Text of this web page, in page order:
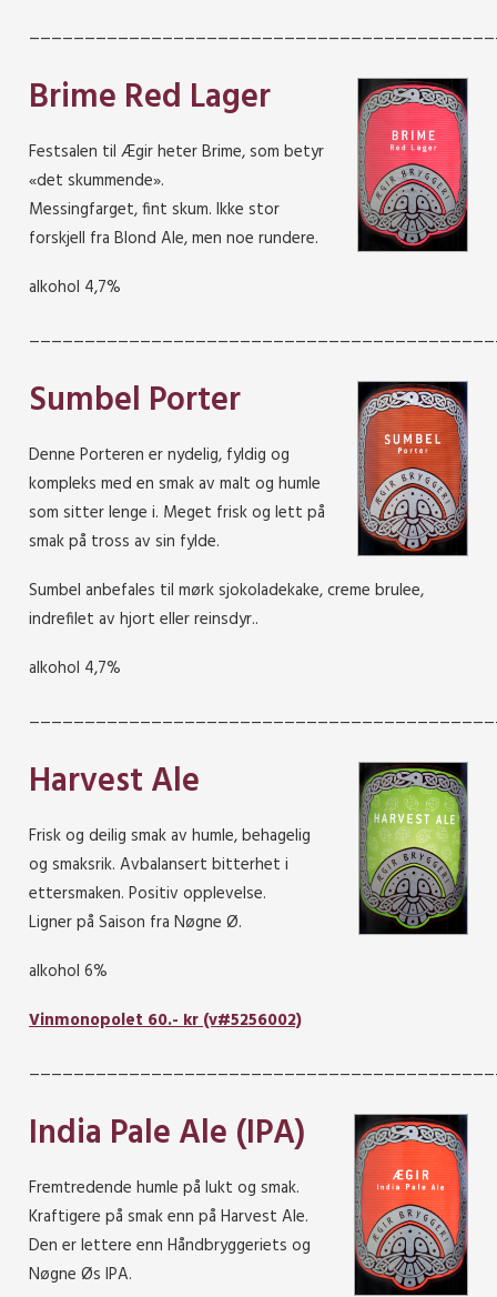
Brime Red Lager
Festsalen til Ægir heter Brime, som betyr
«det skummende».
Messingfarget, fint skum. Ikke stor
forskjell fra Blond Ale, men noe rundere.
alkohol 4,7%
Sumbel Porter
Denne Porteren er nydelig, fyldig og
kompleks med en smak av malt og humle
som sitter lenge i. Meget frisk og lett på
smak på tross av sin fylde.
Sumbel anbefales til mørk sjokoladekake, creme brulee,
indrefilet av hjort eller reinsdyr..
alkohol 4,7%
Harvest Ale
Frisk og deilig smak av humle, behagelig
og smaksrik. Avbalansert bitterhet i
ettersmaken. Positiv opplevelse.
Ligner på Saison fra Nøgne Ø.
alkohol 6%
Vinmonopolet 60.- kr (v#5256002)
India Pale Ale (IPA)
Fremtredende humle på lukt og smak.
Kraftigere på smak enn på Harvest Ale.
Den er lettere enn Håndbryggeriets og
Nøgne Øs IPA.